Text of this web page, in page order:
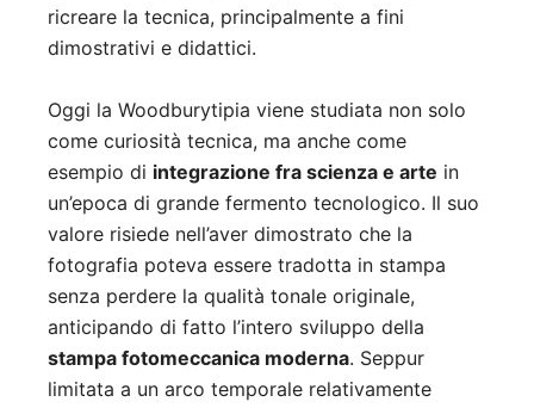
ricreare la tecnica, principalmente a fini
dimostrativi e didattici.
Oggi la Woodburytipia viene studiata non solo
come curiosità tecnica, ma anche come
esempio di integrazione fra scienza e arte in
un’epoca di grande fermento tecnologico. Il suo
valore risiede nell’aver dimostrato che la
fotografia poteva essere tradotta in stampa
senza perdere la qualità tonale originale,
anticipando di fatto l’intero sviluppo della
stampa fotomeccanica moderna. Seppur
limitata a un arco temporale relativamente